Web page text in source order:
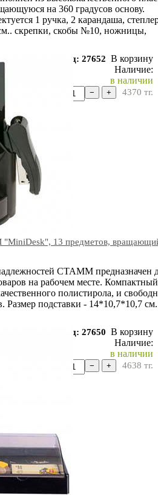
на 360 градусов основу.
1 ручка, 2 карандаша,
скрепки, скобы №10, ножницы,
Код: 27652 В корзину
Наличие:
в наличии
4370 тг.
− +
13 предметов,
СТАММ предназначен
на рабочем месте. Компактный
полистирола, и
Размер подставки - 14*10,7*10,7 см.
Код: 27650 В корзину
Наличие:
в наличии
4638 тг.
− +